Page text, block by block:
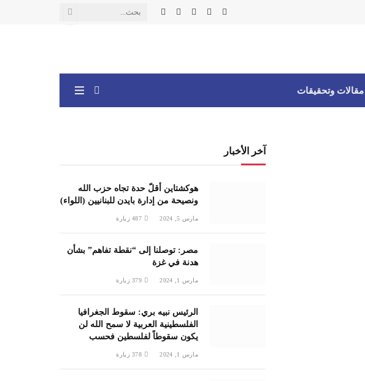
فيسبوك
X
الانستغرام
يوتيوبواتساب
مقالات وتحقيقات
آخر الأخبار
هوكشتاين أقلّ حدة تجاه حزب الله
ونصيحة من إدارة بايدن للبنانيين (اللواء)
مارس 5, 2024 487 زيارة
مصر: توصلنا إلى “نقطة تفاهم” بشأن
هدنة في غزة
مارس 1, 2024 379 زيارة
الرئيس نبيه بري: سقوط الجغرافيا
الفلسطينية العربية لا سمح الله لن
يكون سقوطاً لفلسطين فحسب
مارس 1, 2024 378 زيارة